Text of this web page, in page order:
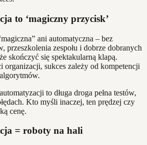
to ‘magiczny przycisk’
ani automatyczna – bez
przeszkolenia zespołu i dobrze dobranych
skończyć się spektakularną klapą.
organizacji, sukces zależy od kompetencji
to długa droga pełna testów,
Kto myśli inaczej, ten prędzej czy
cenę.
= roboty na hali